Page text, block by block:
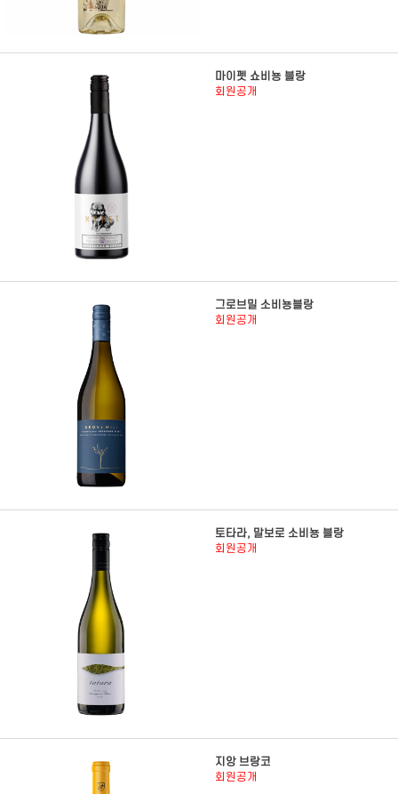
마이펫 쇼비뇽 블랑
회원공개
그로브밀 소비뇽블랑
회원공개
토타라, 말보로 소비뇽 블랑
회원공개
지앙 브랑코
회원공개